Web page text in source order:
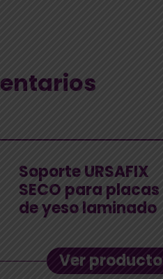
Soporte URSAFIX
SECO para placas
de yeso laminado
Ver producto